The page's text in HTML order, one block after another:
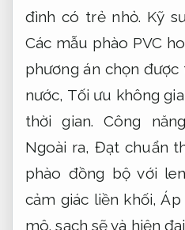
đình có trẻ nhỏ. Kỹ
Các mẫu phào PVC
phương án chọn
nước, Tối ưu không
thời gian.Công
Ngoài ra,Đạt chuẩn
phào đồng bộ với
cảm giác liền khối,Áp
mô. sạch sẽ và hiện